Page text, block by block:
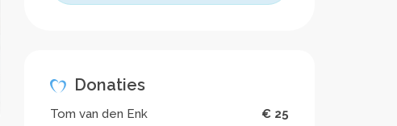
Donaties
Tom van den Enk € 25